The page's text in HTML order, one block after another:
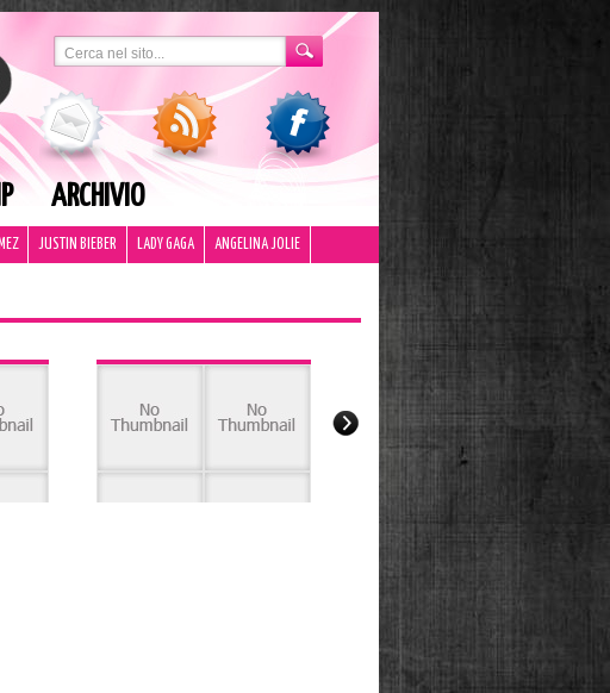
ARCHIVIO
JUSTIN BIEBER LADY GAGA ANGELINA JOLIE